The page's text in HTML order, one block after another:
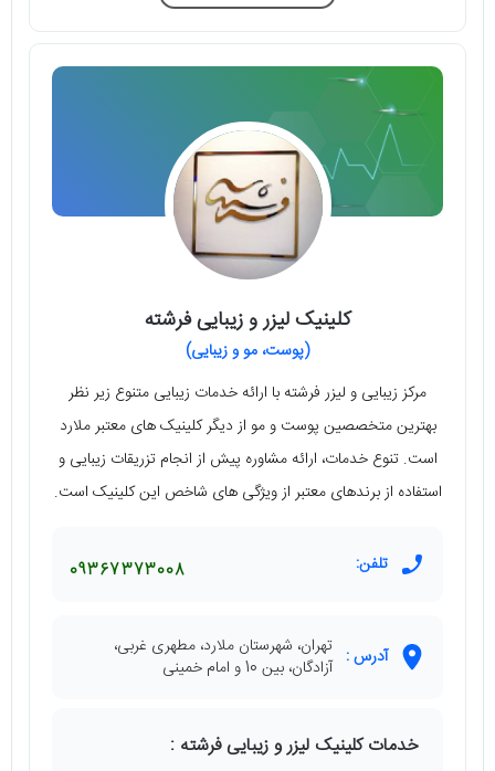
کلینیک لیزر و زیبایی فرشته
(پوست، مو و زیبایی)
مرکز زیبایی و لیزر فرشته با ارائه خدمات زیبایی متنوع زیر نظر
بهترین متخصصین پوست و مو از دیگر کلینیک های معتبر ملارد
است. تنوع خدمات، ارائه مشاوره پیش از انجام تزریقات زیبایی و
استفاده از برندهای معتبر از ویژگی های شاخص این کلینیک است.
تلفن: 09367373008
آدرس : تهران، شهرستان ملارد، مطهری غربی،
آزادگان، بین 10 و امام خمینی
خدمات کلینیک لیزر و زیبایی فرشته :